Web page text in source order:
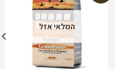
המלאי אזל